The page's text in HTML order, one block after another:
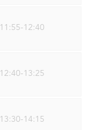
11:55-12:40
12:40-13:25
13:30-14:15